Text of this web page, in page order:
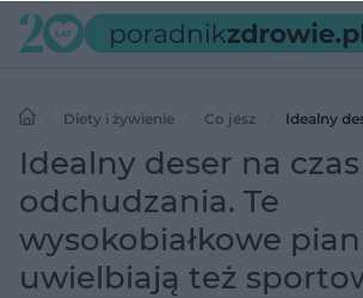
Diety i żywienie Co jesz
Idealny
odchudzania. Te wysokobiałkowe pianki
Idealny deser na czas
odchudzania. Te
wysokobiałkowe
uwielbiają też